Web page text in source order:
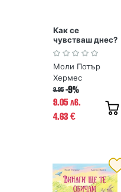
Как се
чувстваш днес?
Моли Потър
Хермес
9.95 -9%
9.05 лв.
4.63 €